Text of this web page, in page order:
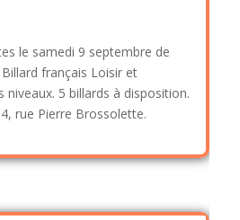
le samedi 9 septembre de
français Loisir et
5 billards à disposition.
rue Pierre Brossolette.